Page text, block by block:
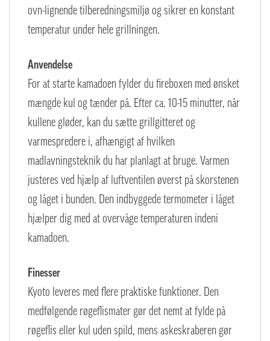
ovn-lignende tilberedningsmiljø og sikrer en konstant
temperatur under hele grillningen.
Anvendelse
For at starte kamadoen fylder du fireboxen med ønsket
mængde kul og tænder på. Efter ca. 10-15 minutter, når
kullene gløder, kan du sætte grillgitteret og
varmespredere i, afhængigt af hvilken
madlavningsteknik du har planlagt at bruge. Varmen
justeres ved hjælp af luftventilen øverst på skorstenen
og låget i bunden. Den indbyggede termometer i låget
hjælper dig med at overvåge temperaturen indeni
kamadoen.
Finesser
Kyoto leveres med flere praktiske funktioner. Den
medfølgende røgeflismater gør det nemt at fylde på
røgeflis eller kul uden spild, mens askeskraberen gør